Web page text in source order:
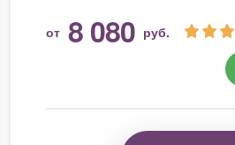
от 8 080 руб.